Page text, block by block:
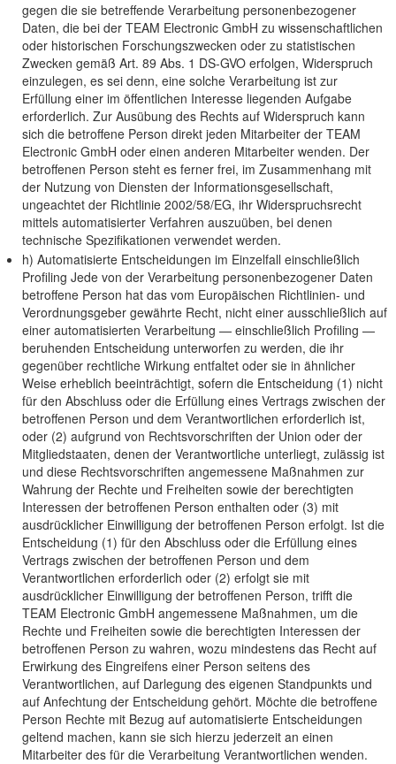
gegen die sie betreffende Verarbeitung personenbezogener
Daten, die bei der TEAM Electronic GmbH zu wissenschaftlichen
oder historischen Forschungszwecken oder zu statistischen
Zwecken gemäß Art. 89 Abs. 1 DS-GVO erfolgen, Widerspruch
einzulegen, es sei denn, eine solche Verarbeitung ist zur
Erfüllung einer im öffentlichen Interesse liegenden Aufgabe
erforderlich. Zur Ausübung des Rechts auf Widerspruch kann
sich die betroffene Person direkt jeden Mitarbeiter der TEAM
Electronic GmbH oder einen anderen Mitarbeiter wenden. Der
betroffenen Person steht es ferner frei, im Zusammenhang mit
der Nutzung von Diensten der Informationsgesellschaft,
ungeachtet der Richtlinie 2002/58/EG, ihr Widerspruchsrecht
mittels automatisierter Verfahren auszuüben, bei denen
technische Spezifikationen verwendet werden.
h) Automatisierte Entscheidungen im Einzelfall einschließlich
Profiling Jede von der Verarbeitung personenbezogener Daten
betroffene Person hat das vom Europäischen Richtlinien- und
Verordnungsgeber gewährte Recht, nicht einer ausschließlich auf
einer automatisierten Verarbeitung — einschließlich Profiling —
beruhenden Entscheidung unterworfen zu werden, die ihr
gegenüber rechtliche Wirkung entfaltet oder sie in ähnlicher
Weise erheblich beeinträchtigt, sofern die Entscheidung (1) nicht
für den Abschluss oder die Erfüllung eines Vertrags zwischen der
betroffenen Person und dem Verantwortlichen erforderlich ist,
oder (2) aufgrund von Rechtsvorschriften der Union oder der
Mitgliedstaaten, denen der Verantwortliche unterliegt, zulässig ist
und diese Rechtsvorschriften angemessene Maßnahmen zur
Wahrung der Rechte und Freiheiten sowie der berechtigten
Interessen der betroffenen Person enthalten oder (3) mit
ausdrücklicher Einwilligung der betroffenen Person erfolgt. Ist die
Entscheidung (1) für den Abschluss oder die Erfüllung eines
Vertrags zwischen der betroffenen Person und dem
Verantwortlichen erforderlich oder (2) erfolgt sie mit
ausdrücklicher Einwilligung der betroffenen Person, trifft die
TEAM Electronic GmbH angemessene Maßnahmen, um die
Rechte und Freiheiten sowie die berechtigten Interessen der
betroffenen Person zu wahren, wozu mindestens das Recht auf
Erwirkung des Eingreifens einer Person seitens des
Verantwortlichen, auf Darlegung des eigenen Standpunkts und
auf Anfechtung der Entscheidung gehört. Möchte die betroffene
Person Rechte mit Bezug auf automatisierte Entscheidungen
geltend machen, kann sie sich hierzu jederzeit an einen
Mitarbeiter des für die Verarbeitung Verantwortlichen wenden.